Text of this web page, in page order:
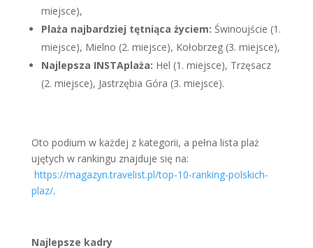
miejsce),
Plaża najbardziej tętniąca życiem: Świnoujście (1.
miejsce), Mielno (2. miejsce), Kołobrzeg (3. miejsce),
Najlepsza INSTAplaża: Hel (1. miejsce), Trzęsacz
(2. miejsce), Jastrzębia Góra (3. miejsce).
Oto podium w każdej z kategorii, a pełna lista plaż
ujętych w rankingu znajduje się na:
https://magazyn.travelist.pl/top-10-ranking-polskich-
plaz/.
Najlepsze kadry